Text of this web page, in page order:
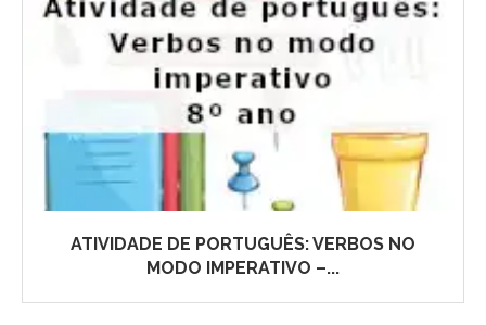
ATIVIDADE DE PORTUGUÊS: VERBOS NO
MODO IMPERATIVO –...